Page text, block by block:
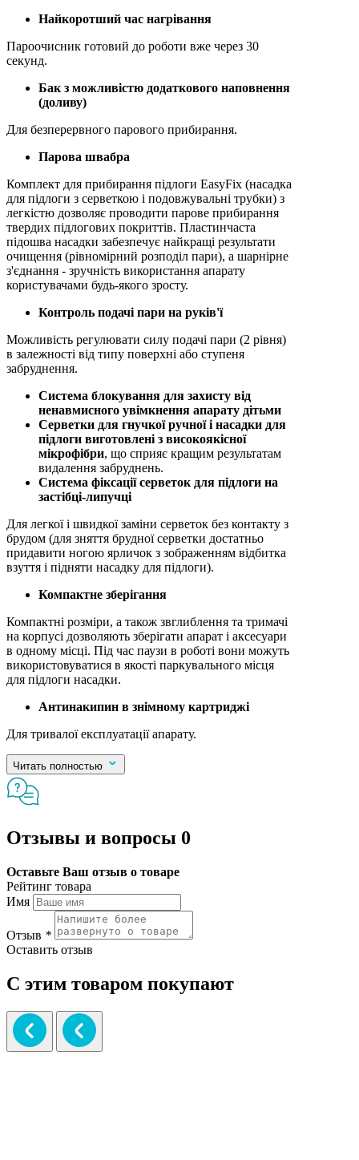
Найкоротший час нагрівання
Пароочисник готовий до роботи вже через 30
секунд.
Бак з можливістю додаткового наповнення
(доливу)
Для безперервного парового прибирання.
Парова швабра
Комплект для прибирання підлоги EasyFix (насадка
для підлоги з серветкою і подовжувальні трубки) з
легкістю дозволяє проводити парове прибирання
твердих підлогових покриттів. Пластинчаста
підошва насадки забезпечує найкращі результати
очищення (рівномірний розподіл пари), а шарнірне
з'єднання - зручність використання апарату
користувачами будь-якого зросту.
Контроль подачі пари на руків'ї
Можливість регулювати силу подачі пари (2 рівня)
в залежності від типу поверхні або ступеня
забруднення.
Система блокування для захисту від
ненавмисного увімкнення апарату дітьми
Серветки для гнучкої ручної і насадки для
підлоги виготовлені з високоякісної
мікрофібри, що сприяє кращим результатам
видалення забруднень.
Система фіксації серветок для підлоги на
застібці-липучці
Для легкої і швидкої заміни серветок без контакту з
брудом (для зняття брудної серветки достатньо
придавити ногою ярличок з зображенням відбитка
взуття і підняти насадку для підлоги).
Компактне зберігання
Компактні розміри, а також звглиблення та тримачі
на корпусі дозволяють зберігати апарат і аксесуари
в одному місці. Під час паузи в роботі вони можуть
використовуватися в якості паркувального місця
для підлоги насадки.
Антинакипин в знімному картриджі
Для тривалої експлуатації апарату.
Читать полностью
Отзывы и вопросы 0
Оставьте Ваш отзыв о товаре
Рейтинг товара
Имя
Отзыв *
Оставить отзыв
С этим товаром покупают